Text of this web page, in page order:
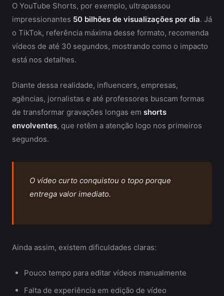
O YouTube Shorts, por exemplo, ultrapassou
impressionantes 50 bilhões de visualizações por dia. Já
o TikTok, referência máxima desse formato, recomenda
vídeos de até 30 segundos, mostrando como o impacto
está nos detalhes.
Diante dessa realidade, influencers, empresas,
agências, jornalistas e até professores buscam formas
de transformar gravações longas em shorts
envolventes, que retêm a atenção logo nos primeiros
segundos.
O vídeo curto conquistou o topo porque
entrega valor imediato.
Ainda assim, existem dificuldades claras:
Pouco tempo para editar vídeos manualmente
Falta de experiência em edição de vídeo